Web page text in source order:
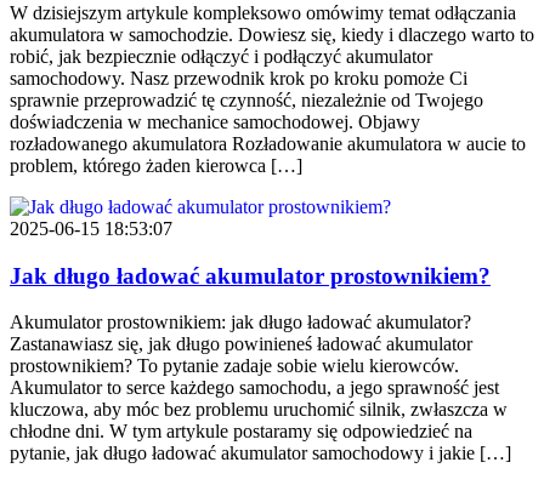
W dzisiejszym artykule kompleksowo omówimy temat odłączania
akumulatora w samochodzie. Dowiesz się, kiedy i dlaczego warto to
robić, jak bezpiecznie odłączyć i podłączyć akumulator
samochodowy. Nasz przewodnik krok po kroku pomoże Ci
sprawnie przeprowadzić tę czynność, niezależnie od Twojego
doświadczenia w mechanice samochodowej. Objawy
rozładowanego akumulatora Rozładowanie akumulatora w aucie to
problem, którego żaden kierowca […]
2025-06-15 18:53:07
Jak długo ładować akumulator prostownikiem?
Akumulator prostownikiem: jak długo ładować akumulator?
Zastanawiasz się, jak długo powinieneś ładować akumulator
prostownikiem? To pytanie zadaje sobie wielu kierowców.
Akumulator to serce każdego samochodu, a jego sprawność jest
kluczowa, aby móc bez problemu uruchomić silnik, zwłaszcza w
chłodne dni. W tym artykule postaramy się odpowiedzieć na
pytanie, jak długo ładować akumulator samochodowy i jakie […]